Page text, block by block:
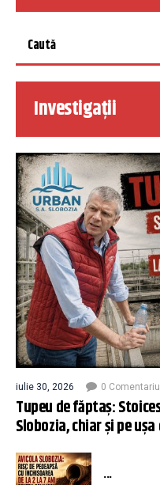
Investigații
iulie 30, 2026 0 Comentariu
Tupeu de făptaș:
Slobozia, chiar și pe
...